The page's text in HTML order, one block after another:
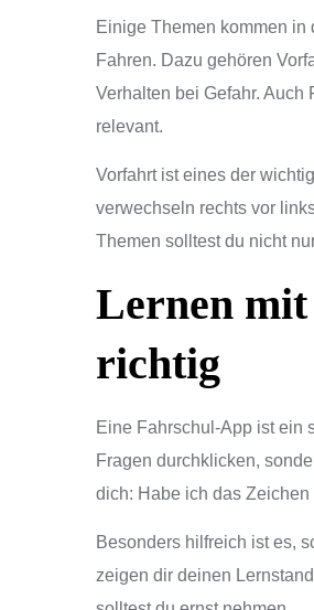
Einige Themen kommen
Fahren. Dazu gehören
Verhalten bei Gefahr.
relevant.
Vorfahrt ist eines der
verwechseln rechts vor
Themen solltest du nicht
Lernen mit
richtig
Eine Fahrschul-App ist ein
Fragen durchklicken,
dich: Habe ich das
Besonders hilfreich ist es,
zeigen dir deinen